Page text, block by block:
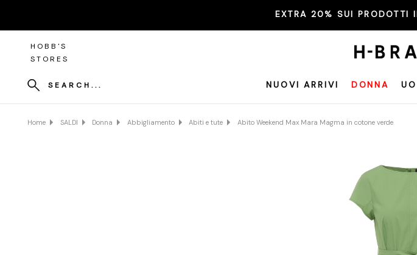
EXTRA 20% SUI
HOBB'S
STORES
SEARCH... NUOVI ARRIVI DONNA
Home SALDI Donna Abbigliamento Abiti e tute Abito Weekend Max Mara Magma in cotone verde